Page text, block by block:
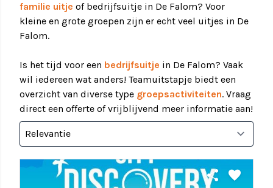
familie uitje of bedrijfsuitje in De Falom? Voor
kleine en grote groepen zijn er echt veel uitjes in De
Falom.
Is het tijd voor een bedrijfsuitje in De Falom? Vaak
wil iedereen wat anders! Teamuitstapje biedt een
overzicht van diverse type groepsactiviteiten. Vraag
direct een offerte of vrijblijvend meer informatie aan!
share favorite